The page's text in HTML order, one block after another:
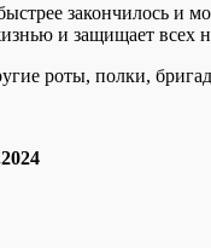
закончилось
и защищает
роты, полки,